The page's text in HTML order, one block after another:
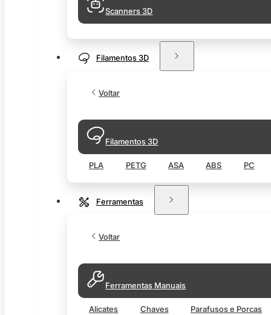
Scanners 3D
Filamentos 3D
Voltar
Filamentos 3D
PLA PETG ASA ABS PC
Ferramentas
Voltar
Ferramentas Manuais
Alicates Chaves Parafusos e Porcas